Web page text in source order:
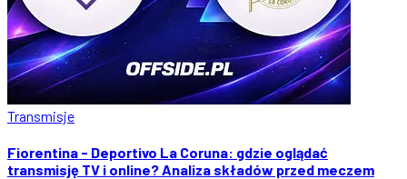
Transmisje
Fiorentina - Deportivo La Coruna: gdzie oglądać
transmisję TV i online? Analiza składów przed meczem